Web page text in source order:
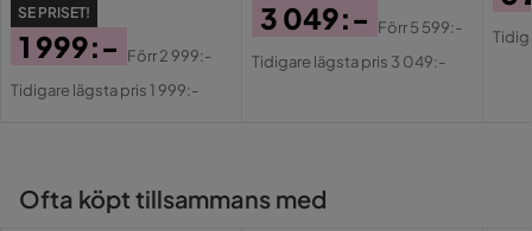
SE PRISET!
Pris
1 999:-
Original
Förr2 999:-
Tidigare lägsta pris 1 999:-
Pris
3 049:-
Original
Förr5 599:-
Tidigare lägsta pris 3 049:-
Ofta köpt tillsammans med